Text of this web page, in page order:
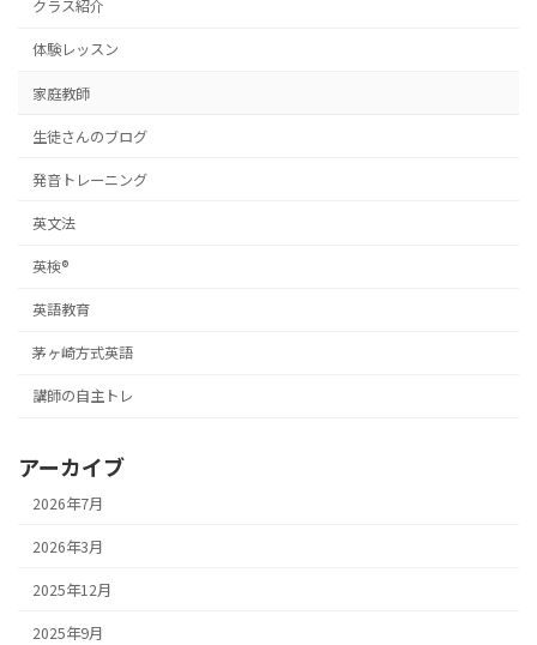
クラス紹介
体験レッスン
家庭教師
生徒さんのブログ
発音トレーニング
英文法
英検®
英語教育
茅ヶ崎方式英語
講師の自主トレ
アーカイブ
2026年7月
2026年3月
2025年12月
2025年9月